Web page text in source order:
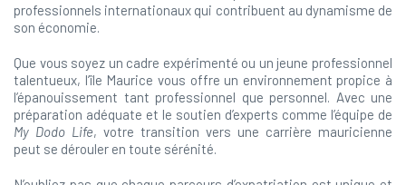
professionnels internationaux qui contribuent au dynamisme de
son économie.
Que vous soyez un cadre expérimenté ou un jeune professionnel
talentueux, l’île Maurice vous offre un environnement propice à
l’épanouissement tant professionnel que personnel. Avec une
préparation adéquate et le soutien d’experts comme l’équipe de
My Dodo Life, votre transition vers une carrière mauricienne
peut se dérouler en toute sérénité.